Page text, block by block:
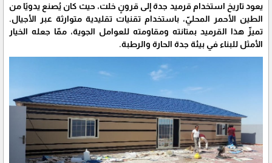
يعود تاريخ استخدام قرميد جدة إلى قرونٍ خلت، حيث كان يُصنع يدويًا من
الطين الأحمر المحليّ، باستخدام تقنيات تقليدية متوارثة عبر الأجيال.
تميزّ هذا القرميد بمتانته ومقاومته للعوامل الجوية، ممّا جعله الخيار
الأمثل للبناء في بيئة جدة الحارة والرطبة.